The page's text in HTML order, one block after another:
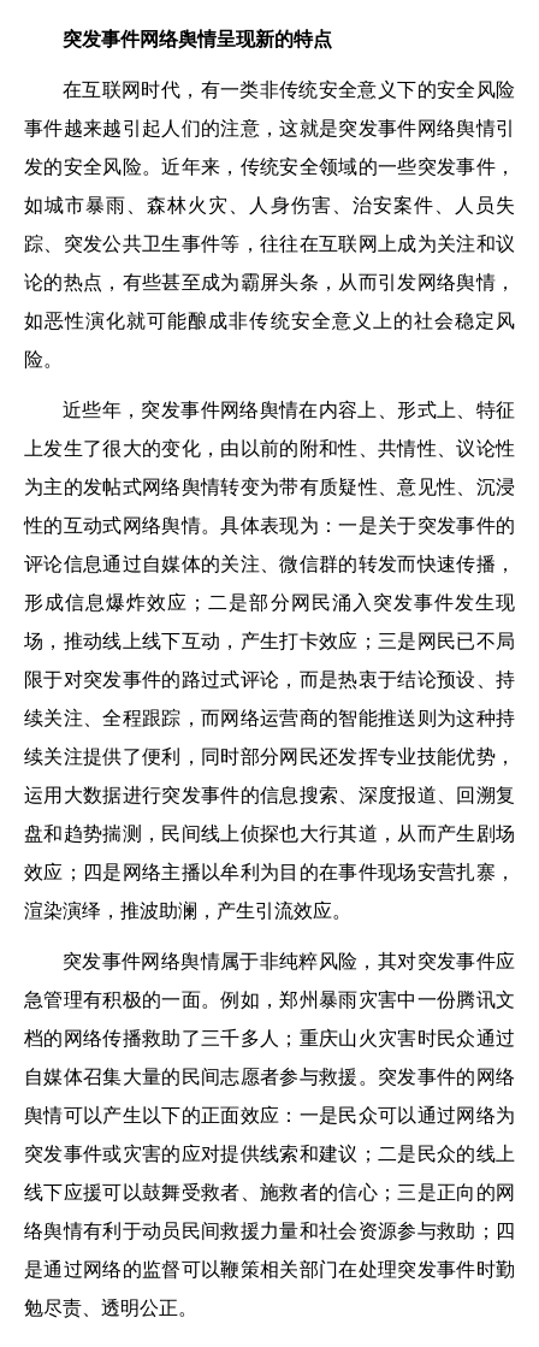
突发事件网络舆情呈现新的特点
在互联网时代，有一类非传统安全意义下的安全风险
事件越来越引起人们的注意，这就是突发事件网络舆情引
发的安全风险。近年来，传统安全领域的一些突发事件，
如城市暴雨、森林火灾、人身伤害、治安案件、人员失
踪、突发公共卫生事件等，往往在互联网上成为关注和议
论的热点，有些甚至成为霸屏头条，从而引发网络舆情，
如恶性演化就可能酿成非传统安全意义上的社会稳定风
险。
近些年，突发事件网络舆情在内容上、形式上、特征
上发生了很大的变化，由以前的附和性、共情性、议论性
为主的发帖式网络舆情转变为带有质疑性、意见性、沉浸
性的互动式网络舆情。具体表现为：一是关于突发事件的
评论信息通过自媒体的关注、微信群的转发而快速传播，
形成信息爆炸效应；二是部分网民涌入突发事件发生现
场，推动线上线下互动，产生打卡效应；三是网民已不局
限于对突发事件的路过式评论，而是热衷于结论预设、持
续关注、全程跟踪，而网络运营商的智能推送则为这种持
续关注提供了便利，同时部分网民还发挥专业技能优势，
运用大数据进行突发事件的信息搜索、深度报道、回溯复
盘和趋势揣测，民间线上侦探也大行其道，从而产生剧场
效应；四是网络主播以牟利为目的在事件现场安营扎寨，
渲染演绎，推波助澜，产生引流效应。
突发事件网络舆情属于非纯粹风险，其对突发事件应
急管理有积极的一面。例如，郑州暴雨灾害中一份腾讯文
档的网络传播救助了三千多人；重庆山火灾害时民众通过
自媒体召集大量的民间志愿者参与救援。突发事件的网络
舆情可以产生以下的正面效应：一是民众可以通过网络为
突发事件或灾害的应对提供线索和建议；二是民众的线上
线下应援可以鼓舞受救者、施救者的信心；三是正向的网
络舆情有利于动员民间救援力量和社会资源参与救助；四
是通过网络的监督可以鞭策相关部门在处理突发事件时勤
勉尽责、透明公正。